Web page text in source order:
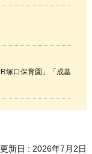
塚口保育園」「成基
更新日 : 2026年7月2日